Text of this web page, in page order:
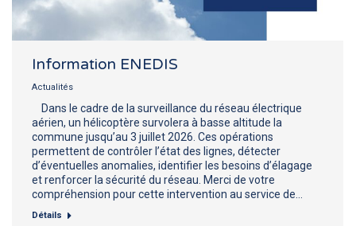
Information ENEDIS
Actualités
Dans le cadre de la surveillance du réseau électrique
aérien, un hélicoptère survolera à basse altitude la
commune jusqu’au 3 juillet 2026. Ces opérations
permettent de contrôler l’état des lignes, détecter
d’éventuelles anomalies, identifier les besoins d’élagage
et renforcer la sécurité du réseau. Merci de votre
compréhension pour cette intervention au service de…
Détails